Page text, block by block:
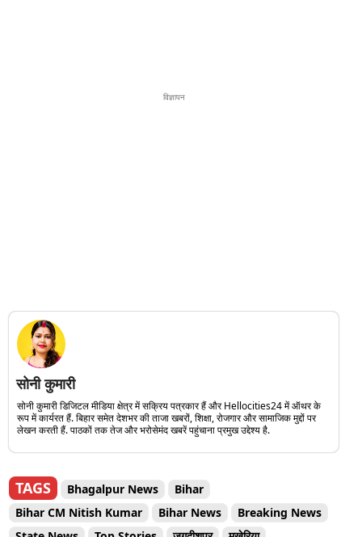
विज्ञापन
सोनी कुमारी
सोनी कुमारी डिजिटल मीडिया क्षेत्र में सक्रिय पत्रकार हैं और Hellocities24 में ऑथर के
रूप में कार्यरत हैं. बिहार समेत देशभर की ताजा खबरों, शिक्षा, रोजगार और सामाजिक मुद्दों पर
लेखन करती हैं. पाठकों तक तेज और भरोसेमंद खबरें पहुंचाना प्रमुख उद्देश्य है.
TAGS Bhagalpur News
Bihar
Bihar CM Nitish Kumar
Bihar News
Breaking News